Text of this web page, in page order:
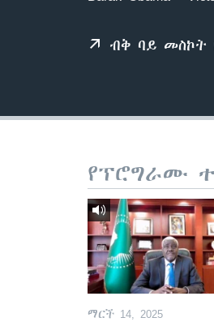
ብቅ ባይ መስኮት
የፕሮግራሙ
ማርች 14, 2025